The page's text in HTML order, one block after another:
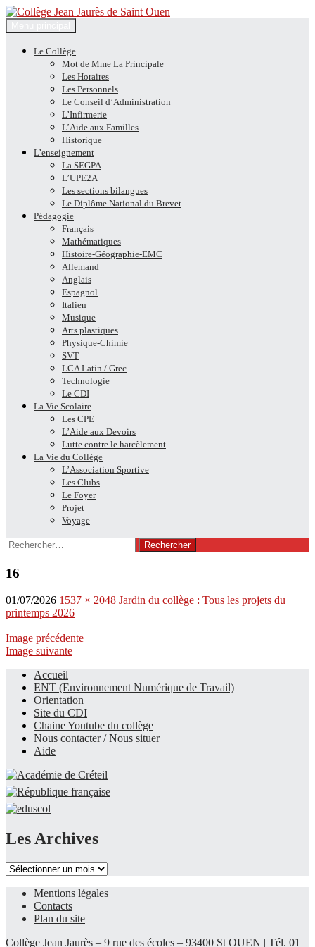
Collège Jean Jaurès de Saint
Ouen
Recherche
au
contenu
Le Collège
Mot de Mme La Principale
Les Horaires
Les Personnels
Le Conseil d’Administration
L’Infirmerie
L’Aide aux Familles
Historique
L’enseignement
La SEGPA
L’UPE2A
Les sections bilangues
Le Diplôme National du Brevet
Pédagogie
Français
Mathématiques
Histoire-Géographie-EMC
Allemand
Anglais
Espagnol
Italien
Musique
Arts plastiques
Physique-Chimie
SVT
LCA Latin / Grec
Technologie
Le CDI
La Vie Scolaire
Les CPE
L’Aide aux Devoirs
Lutte contre le harcèlement
La Vie du Collège
L’Association Sportive
Les Clubs
Le Foyer
Projet
Voyage
Rechercher :
16
01/07/2026 1537 × 2048 Jardin du collège : Tous les projets du
printemps 2026
Image précédente
Image suivante
Le site du collège
Accueil
ENT (Environnement Numérique de Travail)
Orientation
Site du CDI
Chaine Youtube du collège
Nous contacter / Nous situer
Aide
Les Archives
Les
Mentions légales
Contacts
Plan du site
Collège Jean Jaurès – 9 rue des écoles – 93400 St OUEN | Tél. 01